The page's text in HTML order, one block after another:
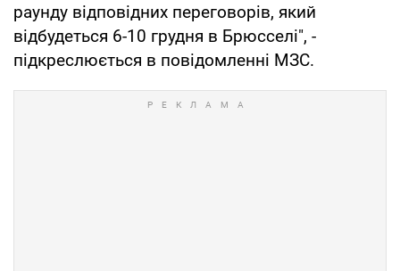
раунду відповідних переговорів, який
відбудеться 6-10 грудня в Брюсселі", -
підкреслюється в повідомленні МЗС.